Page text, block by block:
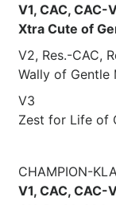
V1, CAC, CAC-
Xtra Cute of
V2, Res.-CAC,
Wally of Gentle
V3
Zest for Life of
CHAMPION-
V1, CAC, CAC-